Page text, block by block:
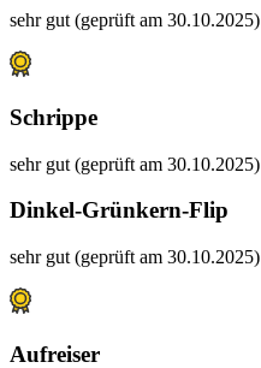
sehr gut (geprüft am 30.10.2025)
Schrippe
sehr gut (geprüft am 30.10.2025)
Dinkel-Grünkern-Flip
sehr gut (geprüft am 30.10.2025)
Aufreiser